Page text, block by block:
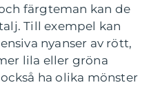
färgteman kan de
Till exempel kan
nyanser av rött,
lila eller gröna
ha olika mönster